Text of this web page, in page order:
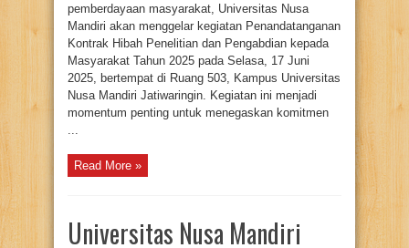
pemberdayaan masyarakat, Universitas Nusa
Mandiri akan menggelar kegiatan Penandatanganan
Kontrak Hibah Penelitian dan Pengabdian kepada
Masyarakat Tahun 2025 pada Selasa, 17 Juni
2025, bertempat di Ruang 503, Kampus Universitas
Nusa Mandiri Jatiwaringin. Kegiatan ini menjadi
momentum penting untuk menegaskan komitmen
Read More »
Universitas Nusa Mandiri